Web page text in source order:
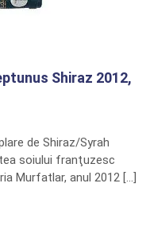
Shiraz 2012,
de Shiraz/Syrah
soiului franţuzesc
Murfatlar, anul 2012 […]